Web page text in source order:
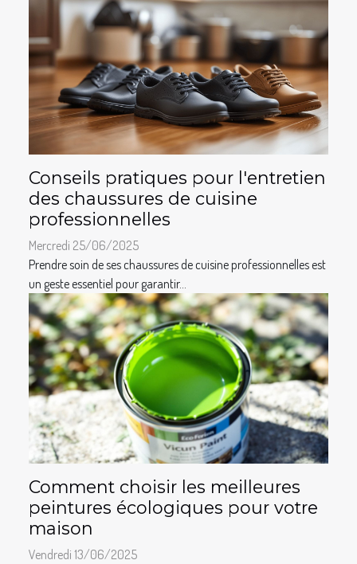
Conseils pratiques pour l'entretien
des chaussures de cuisine
professionnelles
Mercredi 25/06/2025
Prendre soin de ses chaussures de cuisine professionnelles est
un geste essentiel pour garantir...
Comment choisir les meilleures
peintures écologiques pour votre
maison
Vendredi 13/06/2025